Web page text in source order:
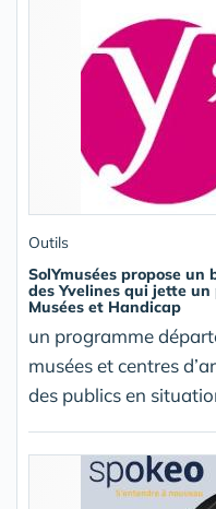
Outils
SolYmusées propose
des Yvelines qui jette
Musées et Handicap
un programme
musées et centres
des publics en